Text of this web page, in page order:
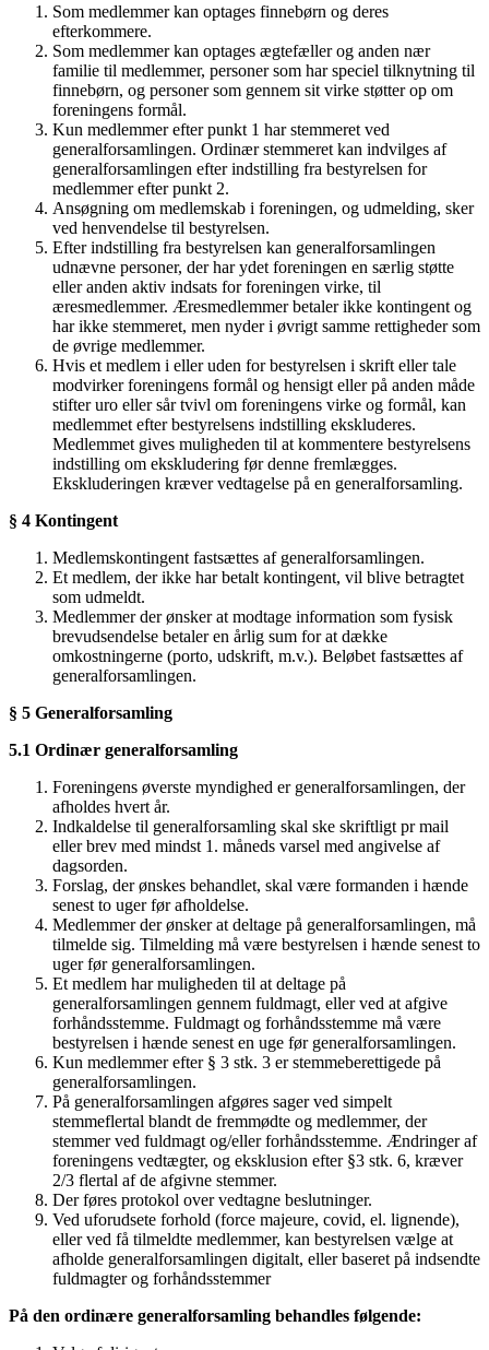
Som medlemmer kan optages finnebørn og deres
efterkommere.
Som medlemmer kan optages ægtefæller og anden nær
familie til medlemmer, personer som har speciel tilknytning til
finnebørn, og personer som gennem sit virke støtter op om
foreningens formål.
Kun medlemmer efter punkt 1 har stemmeret ved
generalforsamlingen. Ordinær stemmeret kan indvilges af
generalforsamlingen efter indstilling fra bestyrelsen for
medlemmer efter punkt 2.
Ansøgning om medlemskab i foreningen, og udmelding, sker
ved henvendelse til bestyrelsen.
Efter indstilling fra bestyrelsen kan generalforsamlingen
udnævne personer, der har ydet foreningen en særlig støtte
eller anden aktiv indsats for foreningen virke, til
æresmedlemmer. Æresmedlemmer betaler ikke kontingent og
har ikke stemmeret, men nyder i øvrigt samme rettigheder som
de øvrige medlemmer.
Hvis et medlem i eller uden for bestyrelsen i skrift eller tale
modvirker foreningens formål og hensigt eller på anden måde
stifter uro eller sår tvivl om foreningens virke og formål, kan
medlemmet efter bestyrelsens indstilling ekskluderes.
Medlemmet gives muligheden til at kommentere bestyrelsens
indstilling om ekskludering før denne fremlægges.
Ekskluderingen kræver vedtagelse på en generalforsamling.
§ 4 Kontingent
Medlemskontingent fastsættes af generalforsamlingen.
Et medlem, der ikke har betalt kontingent, vil blive betragtet
som udmeldt.
Medlemmer der ønsker at modtage information som fysisk
brevudsendelse betaler en årlig sum for at dække
omkostningerne (porto, udskrift, m.v.). Beløbet fastsættes af
generalforsamlingen.
§ 5 Generalforsamling
5.1 Ordinær generalforsamling
Foreningens øverste myndighed er generalforsamlingen, der
afholdes hvert år.
Indkaldelse til generalforsamling skal ske skriftligt pr mail
eller brev med mindst 1. måneds varsel med angivelse af
dagsorden.
Forslag, der ønskes behandlet, skal være formanden i hænde
senest to uger før afholdelse.
Medlemmer der ønsker at deltage på generalforsamlingen, må
tilmelde sig. Tilmelding må være bestyrelsen i hænde senest to
uger før generalforsamlingen.
Et medlem har muligheden til at deltage på
generalforsamlingen gennem fuldmagt, eller ved at afgive
forhåndsstemme. Fuldmagt og forhåndsstemme må være
bestyrelsen i hænde senest en uge før generalforsamlingen.
Kun medlemmer efter § 3 stk. 3 er stemmeberettigede på
generalforsamlingen.
På generalforsamlingen afgøres sager ved simpelt
stemmeflertal blandt de fremmødte og medlemmer, der
stemmer ved fuldmagt og/eller forhåndsstemme. Ændringer af
foreningens vedtægter, og eksklusion efter §3 stk. 6, kræver
2/3 flertal af de afgivne stemmer.
Der føres protokol over vedtagne beslutninger.
Ved uforudsete forhold (force majeure, covid, el. lignende),
eller ved få tilmeldte medlemmer, kan bestyrelsen vælge at
afholde generalforsamlingen digitalt, eller baseret på indsendte
fuldmagter og forhåndsstemmer
På den ordinære generalforsamling behandles følgende: